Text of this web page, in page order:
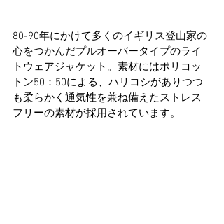
80-90年にかけて多くのイギリス登山家の
心をつかんだプルオーバータイプのライ
トウェアジャケット。素材にはポリコッ
トン50：50による、ハリコシがありつつ
も柔らかく通気性を兼ね備えたストレス
フリーの素材が採用されています。